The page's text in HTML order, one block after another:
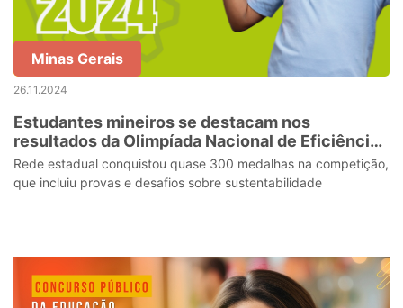
Minas Gerais
26.11.2024
Estudantes mineiros se destacam nos
resultados da Olimpíada Nacional de Eficiência
Energética 2024
Rede estadual conquistou quase 300 medalhas na competição,
que incluiu provas e desafios sobre sustentabilidade